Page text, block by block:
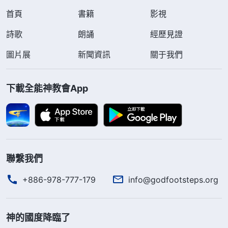
首頁 書籍
影視
詩歌
朗誦
經歷見證
圖片展
新聞資訊 關于我們
下載全能神教會App
聯繫我們
+886-978-777-179 info@godfootsteps.org
神的國度降臨了